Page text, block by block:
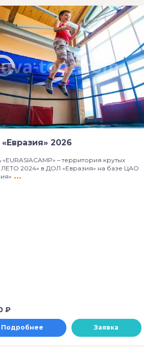
2026
«EURASIACAMP» – территория крутых
ЛЕТО 2024» в ДОЛ «Евразия» на базе ЦАО
₽
Подробнее Заявка